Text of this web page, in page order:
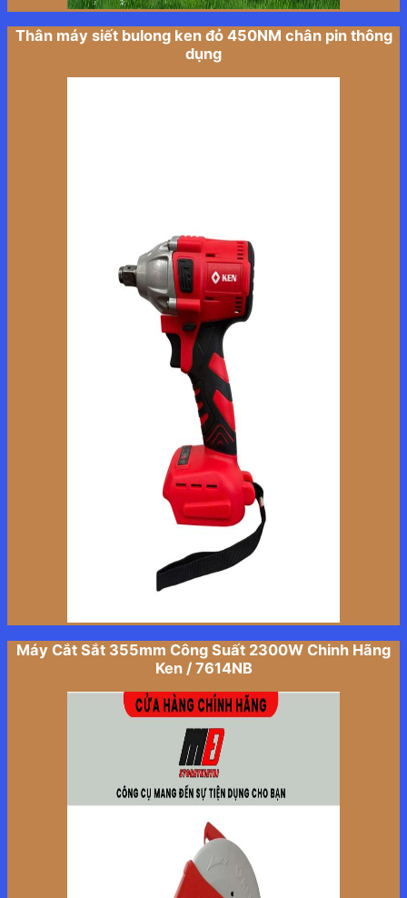
Thân máy siết bulong ken đỏ 450NM chân pin thông
dụng
Máy Cắt Sắt 355mm Công Suất 2300W Chinh Hãng
Ken / 7614NB